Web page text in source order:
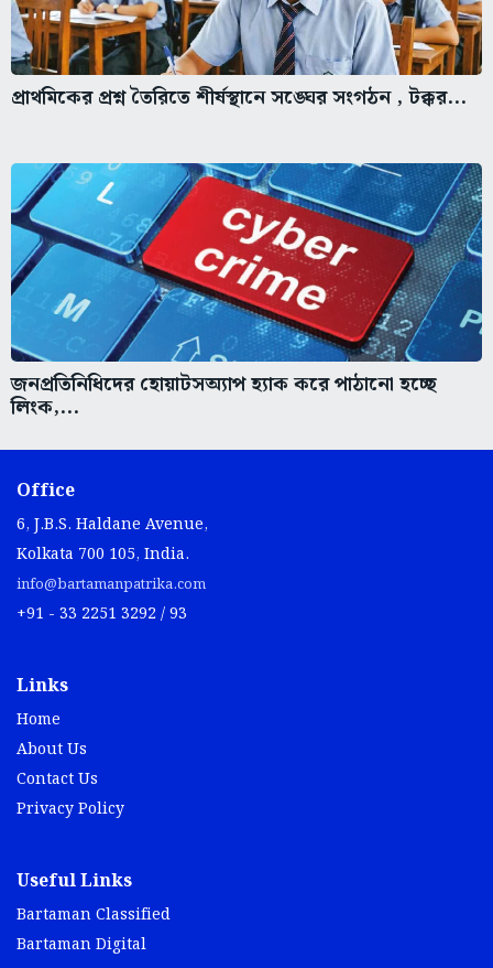
প্রাথমিকের প্রশ্ন তৈরিতে শীর্ষস্থানে সঙ্ঘের সংগঠন , টক্কর...
জনপ্রতিনিধিদের হোয়াটসঅ্যাপ হ্যাক করে পাঠানো হচ্ছে
লিংক,...
Office
6, J.B.S. Haldane Avenue,
Kolkata 700 105, India.
info@bartamanpatrika.com
+91 - 33 2251 3292 / 93
Links
Home
About Us
Contact Us
Privacy Policy
Useful Links
Bartaman Classified
Bartaman Digital